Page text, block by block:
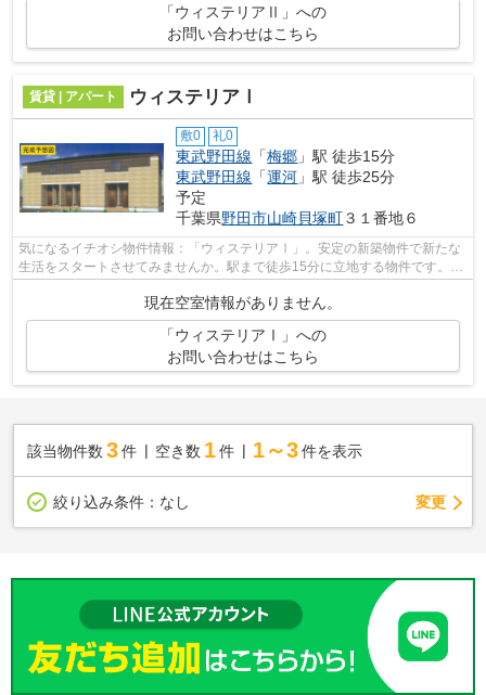
「ウィステリアⅡ」への
お問い合わせはこちら
賃貸 | アパート ウィステリアⅠ
敷0 礼0
東武野田線 「梅郷 」駅 徒歩15分
東武野田線 「運河 」駅 徒歩25分
予定
千葉県野田市山崎貝塚町３１番地６
気になるイチオシ物件情報：「ウィステリアⅠ」。安定の新築物件で新たな
生活をスタートさせてみませんか。駅まで徒歩15分に立地する物件です。周
現在空室情報がありません。
「ウィステリアⅠ」への
お問い合わせはこちら
該当物件数 3件 空き数 1 件 1～3 件を表示
絞り込み条件： なし 変更